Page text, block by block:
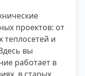
проектов: от
и
вы
работает в